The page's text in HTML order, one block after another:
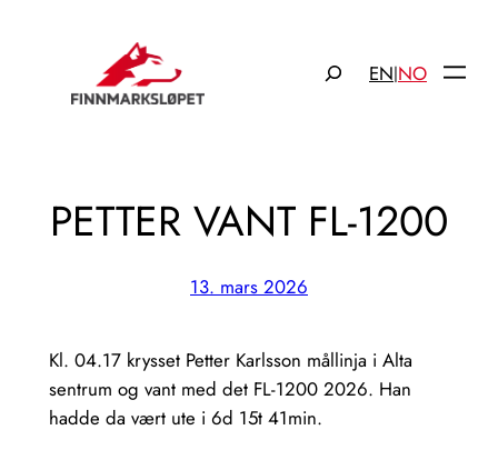
EN|NO
PETTER VANT FL-1200
13. mars 2026
Kl. 04.17 krysset Petter Karlsson mållinja i Alta
sentrum og vant med det FL-1200 2026. Han
hadde da vært ute i 6d 15t 41min.